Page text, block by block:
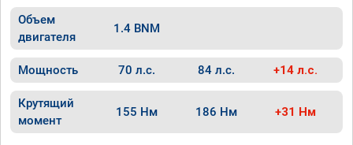
Объем
двигателя
1.4 BNM
Мощность 70 л.с. 84 л.с. +14 л.с.
Крутящий
момент
155 Нм 186 Нм +31 Нм